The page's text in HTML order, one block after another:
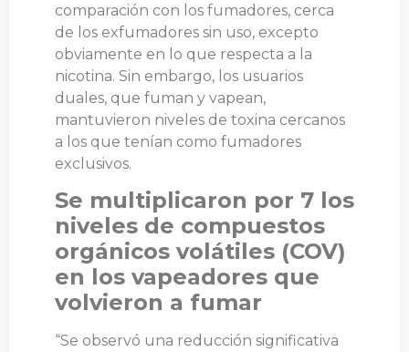
comparación con los fumadores, cerca
de los exfumadores sin uso, excepto
obviamente en lo que respecta a la
nicotina. Sin embargo, los usuarios
duales, que fuman y vapean,
mantuvieron niveles de toxina cercanos
a los que tenían como fumadores
exclusivos.
Se multiplicaron por 7 los
niveles de compuestos
orgánicos volátiles (COV)
en los vapeadores que
volvieron a fumar
“Se observó una reducción significativa